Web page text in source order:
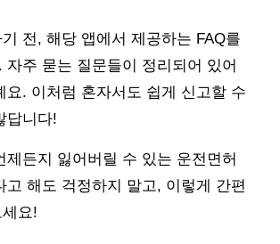
전, 해당 앱에서 제공하는 FAQ를
자주 묻는 질문들이 정리되어 있어
요. 이처럼 혼자서도 쉽게 신고할 수
답니다!
제든지 잃어버릴 수 있는 운전면허
고 해도 걱정하지 말고, 이렇게 간편
요!